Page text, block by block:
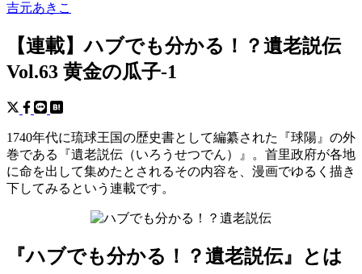
吉元あきこ
【連載】ハブでも分かる！？遺老説伝
Vol.63 黄金の瓜子-1
1740年代に琉球王国の歴史書として編纂された『球陽』の外
巻である『遺老説伝（いろうせつでん）』。首里政府が各地
に命を出して集めたとされるその内容を、漫画でゆるく描き
下してみるという連載です。
『ハブでも分かる！？遺老説伝』とは